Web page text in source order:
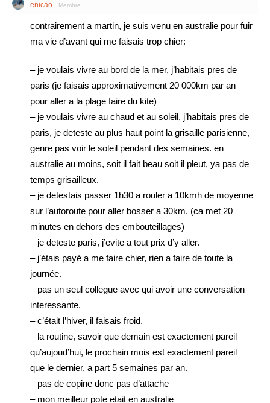
enicao Membre
contrairement a martin, je suis venu en australie pour fuir
ma vie d’avant qui me faisais trop chier:
– je voulais vivre au bord de la mer, j’habitais pres de
paris (je faisais approximativement 20 000km par an
pour aller a la plage faire du kite)
– je voulais vivre au chaud et au soleil, j’habitais pres de
paris, je deteste au plus haut point la grisaille parisienne,
genre pas voir le soleil pendant des semaines. en
australie au moins, soit il fait beau soit il pleut, ya pas de
temps grisailleux.
– je detestais passer 1h30 a rouler a 10kmh de moyenne
sur l’autoroute pour aller bosser a 30km. (ca met 20
minutes en dehors des embouteillages)
– je deteste paris, j’evite a tout prix d’y aller.
– j’étais payé a me faire chier, rien a faire de toute la
journée.
– pas un seul collegue avec qui avoir une conversation
interessante.
– c’était l’hiver, il faisais froid.
– la routine, savoir que demain est exactement pareil
qu’aujoud’hui, le prochain mois est exactement pareil
que le dernier, a part 5 semaines par an.
– pas de copine donc pas d’attache
– mon meilleur pote etait en australie